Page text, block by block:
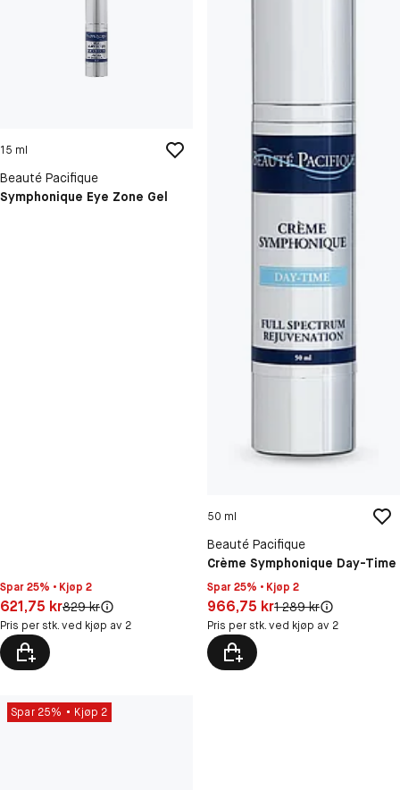
15 ml
Beauté Pacifique
Symphonique Eye Zone Gel
Spar 25% • Kjøp 2
Pris: 621,75 kr
621,75 krOriginal pris:
829 kr
Pris per stk. ved kjøp av 2
50 ml
Beauté Pacifique
Crème Symphonique Day-Time
Spar 25% • Kjøp 2
Pris: 966,75 kr
966,75 krOriginal pris:
1 289 kr
Pris per stk. ved kjøp av 2
Spar 25% Kjøp 2